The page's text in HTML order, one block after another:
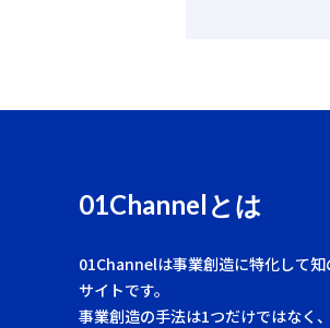
01Channelとは
01Channelは事業創造に特化して
サイトです。
事業創造の手法は1つだけではなく